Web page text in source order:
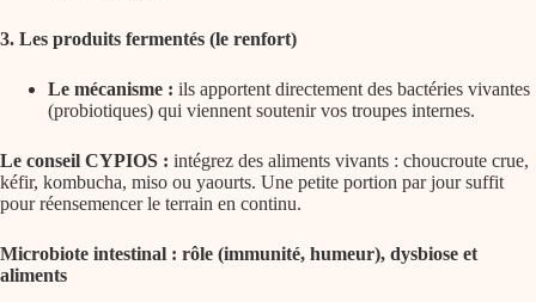
3. Les produits fermentés (le renfort)
Le mécanisme : ils apportent directement des bactéries vivantes
(probiotiques) qui viennent soutenir vos troupes internes.
Le conseil CYPIOS : intégrez des aliments vivants : choucroute crue,
kéfir, kombucha, miso ou yaourts. Une petite portion par jour suffit
pour réensemencer le terrain en continu.
Microbiote intestinal : rôle (immunité, humeur), dysbiose et
aliments